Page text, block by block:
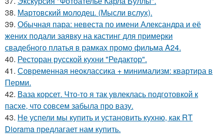
38. Мартовский молодец. (Мысли вслух).
39. Обычная пара: невеста по имени Александра и её
жених подали заявку на кастинг для примерки
свадебного платья в рамках промо фильма A24.
40. Ресторан русской кухни "Редактор".
41. Современная неоклассика + минимализм: квартира в
Перми.
42. Ваза корсет. Что-то я так увлеклась подготовкой к
пасхе, что совсем забыла про вазу.
43. Не успели мы купить и установить кухню, как RT
Diorama предлагает нам купить.